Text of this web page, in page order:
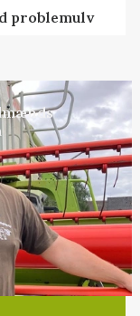
problemulv